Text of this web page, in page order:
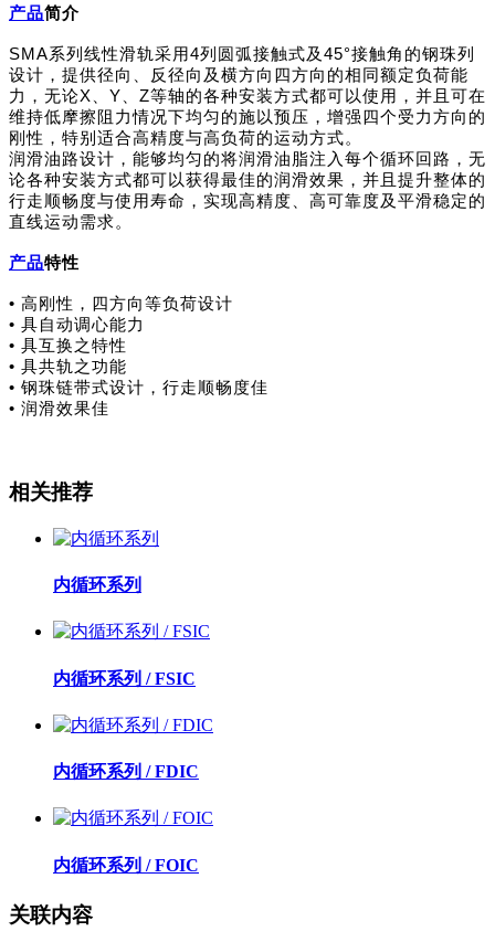
产品简介
SMA系列线性滑轨采用4列圆弧接触式及45°接触角的钢珠列
设计，提供径向、反径向及横方向四方向的相同额定负荷能
力，无论X、Y、Z等轴的各种安装方式都可以使用，并且可在
维持低摩擦阻力情况下均匀的施以预压，增强四个受力方向的
刚性，特别适合高精度与高负荷的运动方式。
润滑油路设计，能够均匀的将润滑油脂注入每个循环回路，无
论各种安装方式都可以获得最佳的润滑效果，并且提升整体的
行走顺畅度与使用寿命，实现高精度、高可靠度及平滑稳定的
直线运动需求。
产品特性
• 高刚性，四方向等负荷设计
• 具自动调心能力
• 具互换之特性
• 具共轨之功能
• 钢珠链带式设计，行走顺畅度佳
• 润滑效果佳
相关推荐
内循环系列
内循环系列 / FSIC
内循环系列 / FDIC
内循环系列 / FOIC
关联内容